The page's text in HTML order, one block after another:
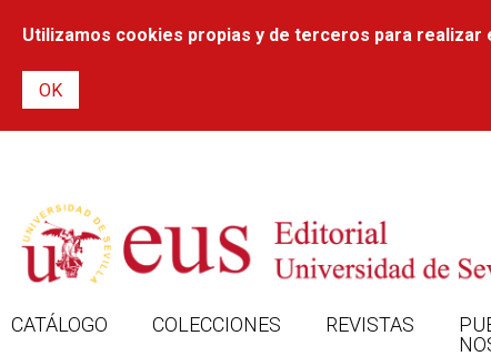
Utilizamos cookies propias y de terceros para realizar
CATÁLOGO COLECCIONES REVISTAS